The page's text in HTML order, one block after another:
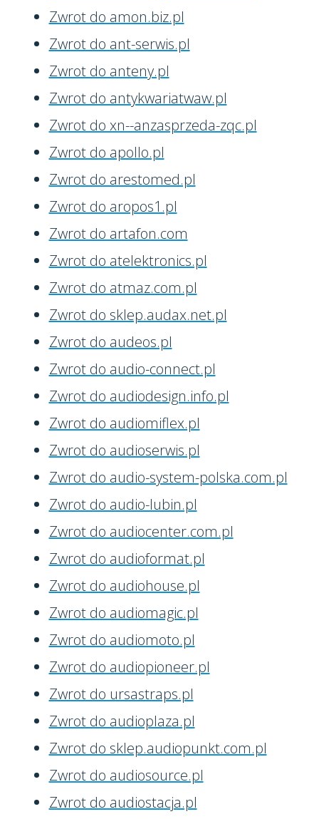
Zwrot do amon.biz.pl
Zwrot do ant-serwis.pl
Zwrot do anteny.pl
Zwrot do antykwariatwaw.pl
Zwrot do xn--anzasprzeda-zqc.pl
Zwrot do apollo.pl
Zwrot do arestomed.pl
Zwrot do aropos1.pl
Zwrot do artafon.com
Zwrot do atelektronics.pl
Zwrot do atmaz.com.pl
Zwrot do sklep.audax.net.pl
Zwrot do audeos.pl
Zwrot do audio-connect.pl
Zwrot do audiodesign.info.pl
Zwrot do audiomiflex.pl
Zwrot do audioserwis.pl
Zwrot do audio-system-polska.com.pl
Zwrot do audio-lubin.pl
Zwrot do audiocenter.com.pl
Zwrot do audioformat.pl
Zwrot do audiohouse.pl
Zwrot do audiomagic.pl
Zwrot do audiomoto.pl
Zwrot do audiopioneer.pl
Zwrot do ursastraps.pl
Zwrot do audioplaza.pl
Zwrot do sklep.audiopunkt.com.pl
Zwrot do audiosource.pl
Zwrot do audiostacja.pl